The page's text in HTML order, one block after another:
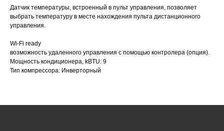
Датчик температуры, встроенный в пульт управления, позволяет
выбрать температуру в месте нахождения пульта дистанционного
управления.
Wi-Fi ready
возможность удаленного управления с помощью контролера (опция).
Мощность кондиционера, kBTU: 9
Тип компрессора: Инверторный